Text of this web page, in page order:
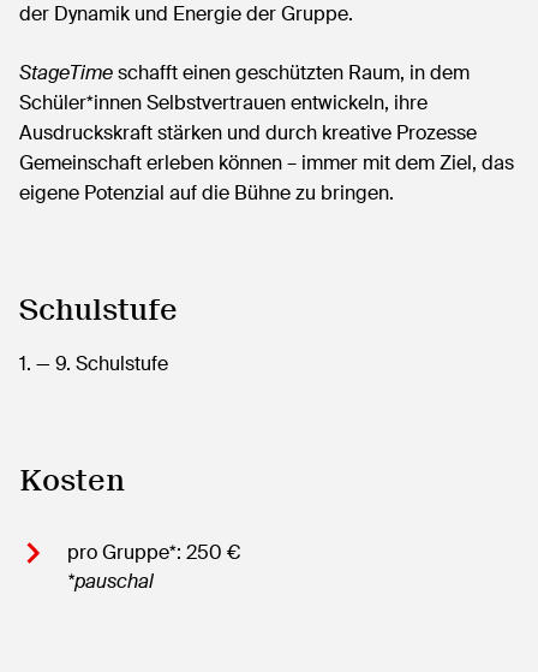
der Dynamik und Energie der Gruppe.
StageTimeschafft einen geschützten Raum, in dem
Schüler*innen Selbstvertrauen entwickeln, ihre
Ausdruckskraft stärken und durch kreative Prozesse
Gemeinschaft erleben können – immer mit dem Ziel, das
eigene Potenzial auf die Bühne zu bringen.
Schulstufe
1. — 9. Schulstufe
Kosten
pro Gruppe*: 250 €
*pauschal